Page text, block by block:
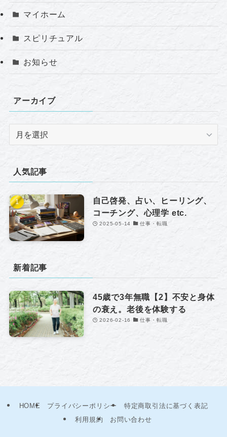
マイホーム
スピリチュアル
お知らせ
アーカイブ
イ
ブ
人気記事
自己啓発、占い、ヒーリング、
コーチング、心理学 etc.
2025-05-14 仕事・転職
新着記事
45歳で3年無職【2】不安と身体
の衰え。老後を体験する
2026-02-16 仕事・転職
HOME プライバシーポリシー
特定商取引法に基づく表記
利用規約
お問い合わせ